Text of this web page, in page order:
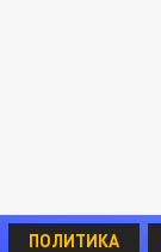
ПОЛИТИКА